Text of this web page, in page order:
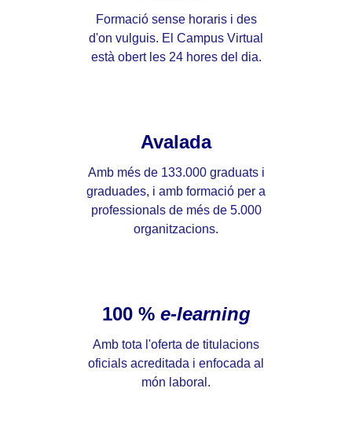
Formació sense horaris i des
d'on vulguis. El Campus Virtual
està obert les 24 hores del dia.
Avalada
Amb més de 133.000 graduats i
graduades, i amb formació per a
professionals de més de 5.000
organitzacions.
100 % e-learning
Amb tota l'oferta de titulacions
oficials acreditada i enfocada al
món laboral.